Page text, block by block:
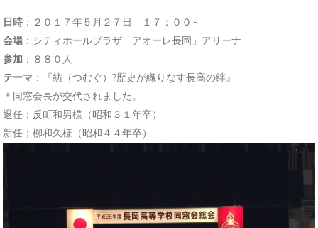
日時 ：２０１７年５月２７日 １７：００～
会場 ：シティホールプラザ「アオーレ長岡」アリーナ
参加 ：８８０人
テーマ ：『紡（つむぐ）?歴史が織りなす長高の絆』
＊同窓会長が交代されました。
退任；反町和男様（昭和３１年卒）
新任；柳和久様（昭和４４年卒）